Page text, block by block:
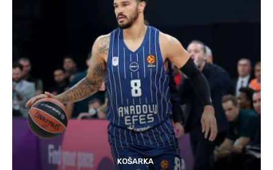
KOŠARKA